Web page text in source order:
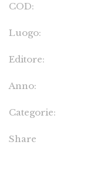
COD:
Luogo:
Editore:
Anno:
Categorie:
Share